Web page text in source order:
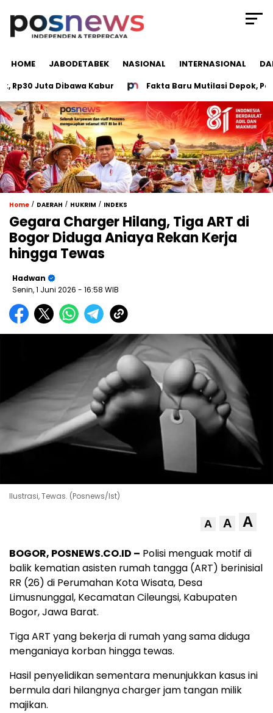
HOME JABODETABEK NASIONAL INTERNASIONAL
Juta Dibawa Kabur Fakta Baru Mutilasi Depok, Polisi
Home / DAERAH / HUKRIM / INDEKS
Gegara Charger Hilang, Tiga ART di
Bogor Diduga Aniaya Rekan Kerja
hingga Tewas
Hadwan
Senin, 1 Juni 2026 - 16:58 WIB
Ilustrasi, Tewas. (Posnews/Ist)
A A A
BOGOR, POSNEWS.CO.ID – Polisi menguak motif di
balik kematian asisten rumah tangga (ART) berinisial
RR (26) di Perumahan Kota Wisata, Desa
Limusnunggal, Kecamatan Cileungsi, Kabupaten
Bogor, Jawa Barat.
Tiga ART yang bekerja di rumah yang sama diduga
menganiaya korban hingga tewas.
Hasil penyelidikan sementara menunjukkan kasus ini
bermula dari hilangnya charger jam tangan milik
majikan.